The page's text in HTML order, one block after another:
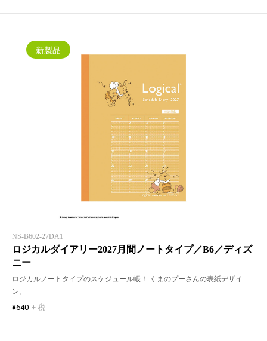
新製品
NS-B602-27DA1
ロジカルダイアリー2027月間ノートタイプ／B6／ディズ
ニー
ロジカルノートタイプのスケジュール帳！ くまのプーさんの表紙デザイ
ン。
¥640 + 税